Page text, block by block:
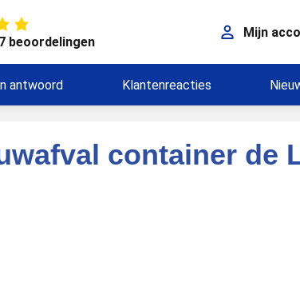
beoordelingen
Mijn
antwoord Klantenreacties
container de